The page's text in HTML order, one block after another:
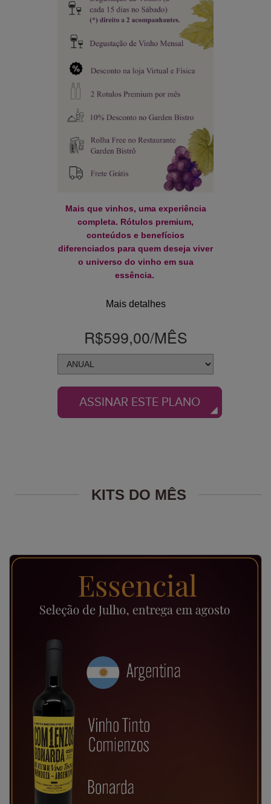
Mais que vinhos, uma experiência
completa. Rótulos premium,
conteúdos e benefícios
diferenciados para quem deseja viver
o universo do vinho em sua
essência.
Mais detalhes
R$599,00/MÊS
ASSINAR ESTE PLANO
KITS DO MÊS